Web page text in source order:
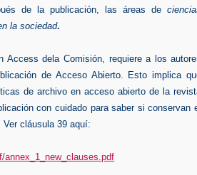
de la publicación, las áreas de
la sociedad.
Access dela Comisión, requiere a los
de Acceso Abierto. Esto implica
de archivo en acceso abierto de la
con cuidado para saber si conservan
Ver cláusula 39 aquí:
annex_1_new_clauses.pdf